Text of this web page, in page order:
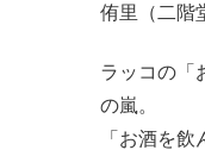
侑里（二階
ラッコの「
の嵐。
「お酒を